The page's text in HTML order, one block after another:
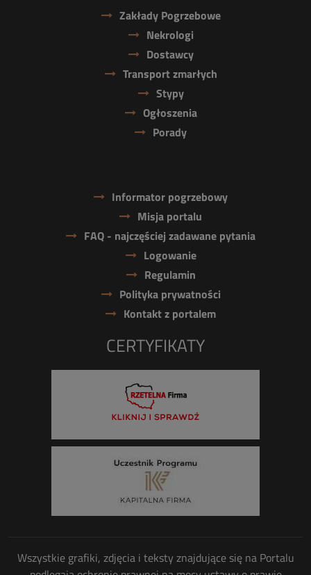
Zakłady Pogrzebowe
Nekrologi
Dostawcy
Transport zmarłych
Stypy
Ogłoszenia
Porady
Informator pogrzebowy
Misja portalu
FAQ - najczęściej zadawane pytania
Logowanie
Regulamin
Polityka prywatności
Kontakt z portalem
CERTYFIKATY
Wszystkie grafiki, zdjęcia i teksty znajdujące się na Portalu